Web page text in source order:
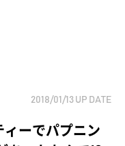
2018/01/13 UP DATE
ーでパプニン